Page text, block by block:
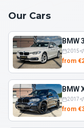
Our Cars
BMW
2015
from €
BMW
2017
from €